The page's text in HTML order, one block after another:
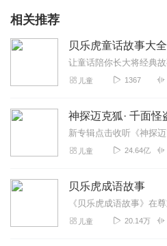
相关推荐
贝乐虎童话故事大全
儿童 1367
儿童 24.64亿
贝乐虎成语故事
儿童 20.14万